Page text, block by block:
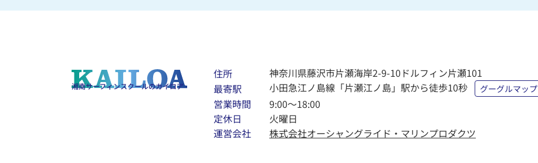
湘南サーフィンスクールのカイロア
住所 神奈川県藤沢市片瀬海岸2-9-10 ドルフィン片瀬101
最寄駅
小田急江ノ島線「片瀬江ノ島」駅から徒歩10秒 グーグルマップ
営業時間
9:00〜18:00
定休日
火曜日
運営会社
株式会社オーシャングライド・マリンプロダクツ